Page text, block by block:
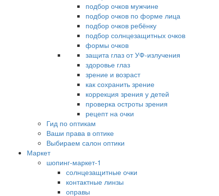
подбор очков мужчине
подбор очков по форме лица
подбор очков ребёнку
подбор солнцезащитных очков
формы очков
защита глаз от УФ-излучения
здоровье глаз
зрение и возраст
как сохранить зрение
коррекция зрения у детей
проверка остроты зрения
рецепт на очки
Гид по оптикам
Ваши права в оптике
Выбираем салон оптики
Маркет
шопинг-маркет-1
солнцезащитные очки
контактные линзы
оправы